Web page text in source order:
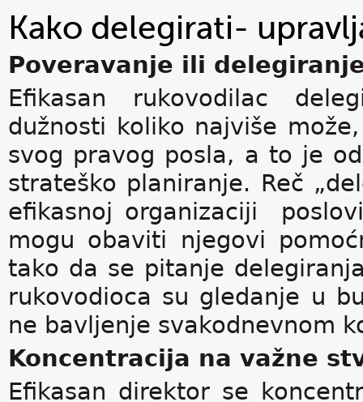
Kako delegirati-
Poveravanje ili
Efikasan rukovodilac
dužnosti koliko najviše
svog pravog posla, a to je
strateško planiranje. Reč
efikasnoj organizaciji
mogu obaviti njegovi
tako da se pitanje
rukovodioca su gledanje u
ne bavljenje svakodnevnom
Koncentracija na važne
Efikasan direktor se